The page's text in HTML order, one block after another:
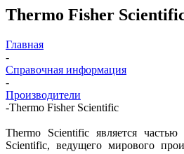
Thermo Fisher
Главная
-
Справочная информация
-
Производители
-Thermo Fisher Scientific
Thermo Scientific является
Scientific, ведущего мирового